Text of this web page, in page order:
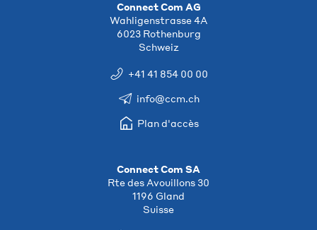
Connect Com AG
Wahligenstrasse 4A
6023 Rothenburg
Schweiz
+41 41 854 00 00
info@ccm.ch
Plan d'accès
Connect Com SA
Rte des Avouillons 30
1196 Gland
Suisse